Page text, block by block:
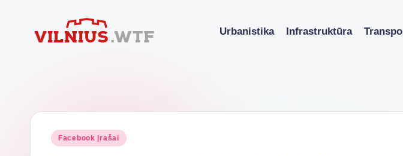
N
ties
durimis
Urbanistika Infrastruktūra
Posted
Facebook Įrašai